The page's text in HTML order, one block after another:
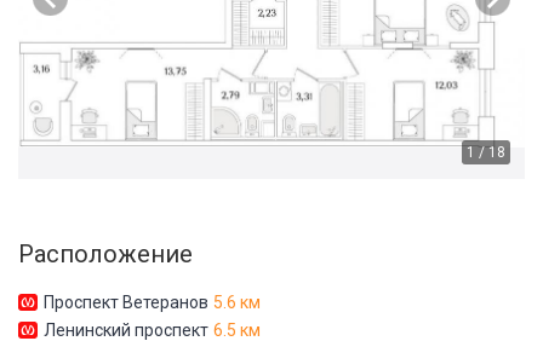
1 / 18
Расположение
Проспект Ветеранов 5.6 км
Ленинский проспект 6.5 км